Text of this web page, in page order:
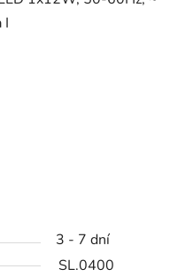
I
3 - 7 dní
SL.0400